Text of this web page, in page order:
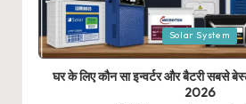
Posted
in
Solar System
घर के लिए कौन सा इन्वर्टर और बैटरी सबसे
2026